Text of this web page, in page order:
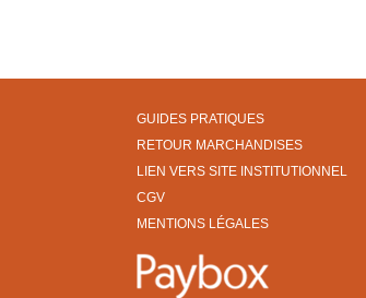
GUIDES PRATIQUES
RETOUR MARCHANDISES
LIEN VERS SITE INSTITUTIONNEL
CGV
MENTIONS LÉGALES